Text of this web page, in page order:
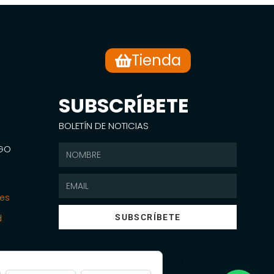
Tienda
SUBSCRÍBETE
BOLETÍN DE NOTICIAS
SUBSCRÍBETE